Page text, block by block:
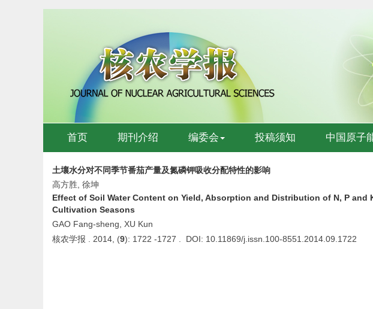
首页 期刊介绍 编委会 投稿须知 中国原子
土壤水分对不同季节番茄产量及氮磷钾吸收分配特性的影响
高方胜, 徐坤
Effect of Soil Water Content on Yield, Absorption and Distribution of N, P and
Cultivation Seasons
GAO Fang-sheng, XU Kun
核农学报 . 2014, (9): 1722 -1727 . DOI: 10.11869/j.issn.100-8551.2014.09.1722